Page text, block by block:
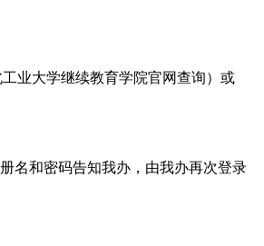
业大学继续教育学院官网查询）或
名和密码告知我办，由我办再次登录